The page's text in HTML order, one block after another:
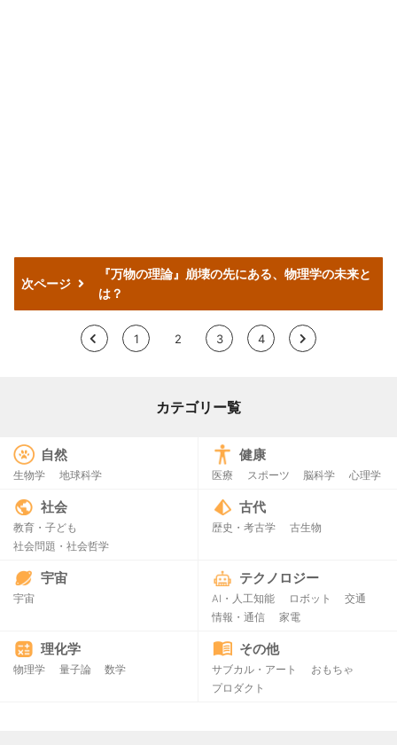
次ページ
『万物の理論』崩壊の先にある、物理学の未来と
は？
< 1 2 3 4 >
カテゴリー覧
自然
生物学 地球科学
健康
医療 スポーツ 脳科学 心理学
社会
教育・子ども
社会問題・社会哲学
古代
歴史・考古学 古生物
宇宙
宇宙
テクノロジー
AI・人工知能 ロボット
交通
情報・通信
家電
理化学
物理学 量子論 数学
その他
サブカル・アート
おもちゃ
プロダクト